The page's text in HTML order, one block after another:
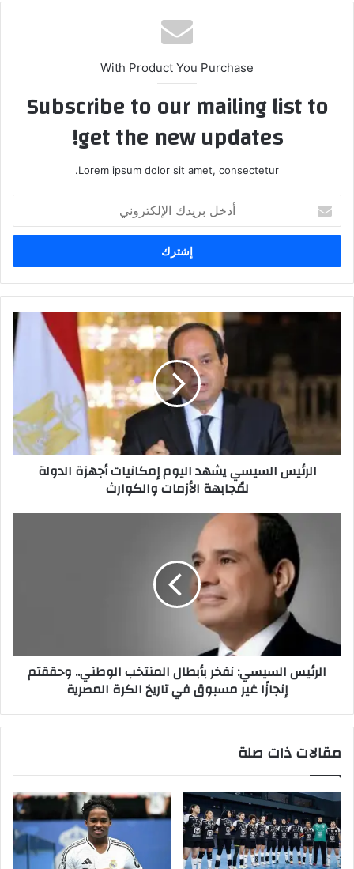
With Product You Purchase
Subscribe to our mailing list to
get the new updates!
Lorem ipsum dolor sit amet, consectetur.
بريدك
الإلكتروني
الرئيس السيسي يشهد اليوم إمكانيات أجهزة الدولة
لمُجابهة الأزمات والكوارث
الرئيس السيسي: نفخر بأبطال المنتخب الوطني.. وحققتم
إنجازًا غير مسبوق في تاريخ الكرة المصرية
مقالات ذات صلة